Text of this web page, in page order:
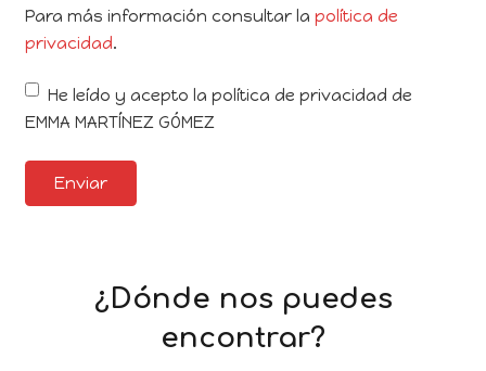
Para más información consultar la política de
privacidad.
He leído y acepto la política de privacidad de
EMMA MARTÍNEZ GÓMEZ
¿Dónde nos puedes
encontrar?